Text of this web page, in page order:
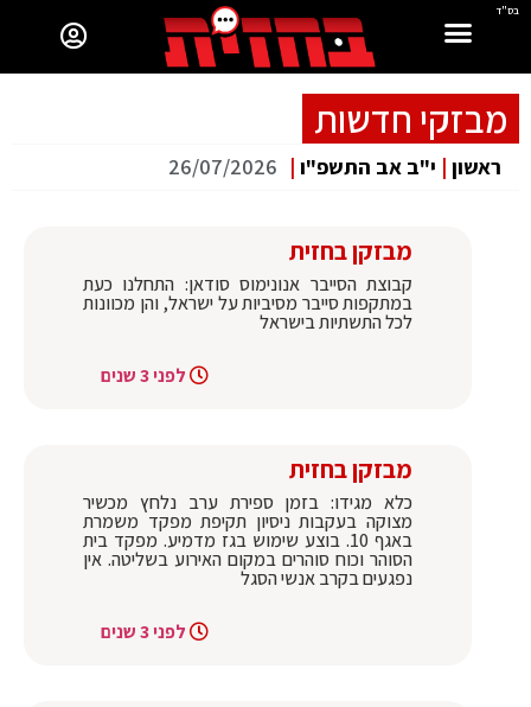
בס"ד
מבזקי חדשות
ראשון | י"ב אב התשפ"ו |
26/07/2026
מבזקן בחזית
קבוצת הסייבר אנונימוס סודאן: התחלנו כעת
במתקפות סייבר מסיביות על ישראל, והן מכוונות
לכל התשתיות בישראל
לפני 3 שנים
מבזקן בחזית
כלא מגידו: בזמן ספירת ערב נלחץ מכשיר
מצוקה בעקבות ניסיון תקיפת מפקד משמרת
באגף 10. בוצע שימוש בגז מדמיע. מפקד בית
הסוהר וכוח סוהרים במקום האירוע בשליטה. אין
נפגעים בקרב אנשי הסגל
לפני 3 שנים